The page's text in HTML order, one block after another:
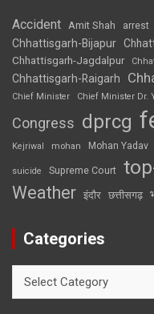
Accident Amit Shah arrest
Chhattisgarh-Bijapur
Chhattisgarh-Jagdalpur
Chhattisgarh-Raigarh
Chief Minister
Chief Minister Dr.
Congress dprcg
Kejriwal mohan Mohan Yadav
suicide Supreme Court
Weather इंदौर छत्तीसगढ़
Categories